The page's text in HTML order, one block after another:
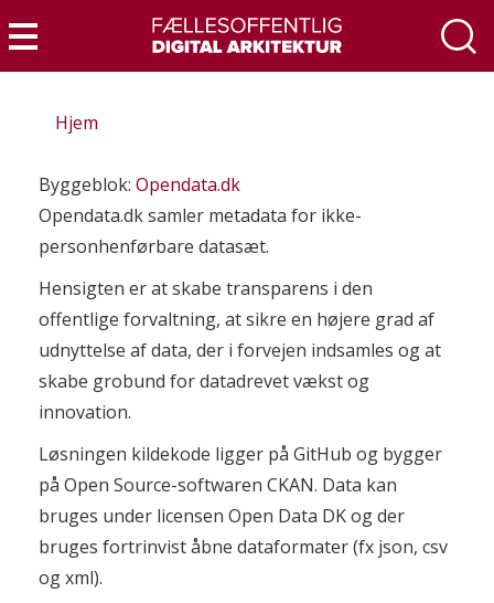
til
hovedindhold
Menu
Hjem
Byggeblok: Opendata.dk
Opendata.dk samler metadata for ikke-
personhenførbare datasæt.
Hensigten er at skabe transparens i den
offentlige forvaltning, at sikre en højere grad af
udnyttelse af data, der i forvejen indsamles og at
skabe grobund for datadrevet vækst og
innovation.
Løsningen kildekode ligger på GitHub og bygger
på Open Source-softwaren CKAN. Data kan
bruges under licensen Open Data DK og der
bruges fortrinvist åbne dataformater (fx json, csv
og xml).